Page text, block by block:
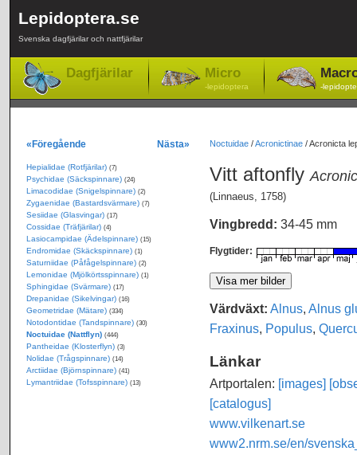
Lepidoptera.se
Svenska dagfjärilar och nattfjärilar
Dagfjärilar Micro
-lepidoptera -
Noctuidae/Acronictinae/Acronicta
Vitt aftonfly
(Linnaeus, 1758)
Vingbredd: 34-45 mm
Flygtider:
Värdväxt: Alnus, Alnus
Fraxinus, Populus,
Länkar
Artportalen: [images]
[catalogus]
www.vilkenart.se
www2.nrm.se/en/
«Föregående Nästa»
Hepialidae (Rotfjärilar) (7)
Psychidae (Säckspinnare) (24)
Limacodidae (Snigelspinnare) (2)
Zygaenidae (Bastardsvärmare) (7)
Sesiidae (Glasvingar) (17)
Cossidae (Träfjärilar) (4)
Lasiocampidae (Ädelspinnare) (15)
Endromidae (Skäckspinnare) (1)
Saturniidae (Påfågelspinnare) (2)
Lemonidae (Mjölkörtsspinnare) (1)
Sphingidae (Svärmare) (17)
Drepanidae (Sikelvingar) (16)
Geometridae (Mätare) (334)
Notodontidae (Tandspinnare) (30)
Noctuidae (Nattflyn) (444)
Pantheidae (Klosterflyn) (3)
Nolidae (Trågspinnare) (14)
Arctiidae (Björnspinnare) (41)
Lymantriidae (Tofsspinnare) (13)